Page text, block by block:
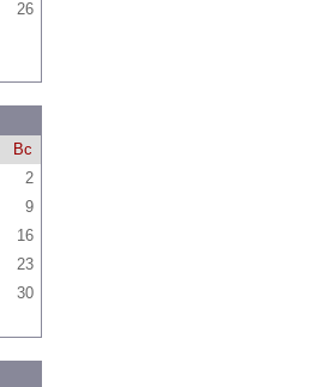
26
Вс
2
9
16
23
30